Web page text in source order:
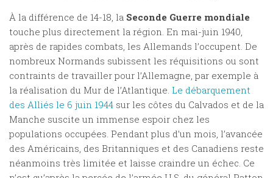
À la différence de 14-18, la Seconde Guerre mondiale
touche plus directement la région. En mai-juin 1940,
après de rapides combats, les Allemands l’occupent. De
nombreux Normands subissent les réquisitions ou sont
contraints de travailler pour l’Allemagne, par exemple à
la réalisation du Mur de l’Atlantique. Le débarquement
des Alliés le 6 juin 1944 sur les côtes du Calvados et de la
Manche suscite un immense espoir chez les
populations occupées. Pendant plus d’un mois, l’avancée
des Américains, des Britanniques et des Canadiens reste
néanmoins très limitée et laisse craindre un échec. Ce